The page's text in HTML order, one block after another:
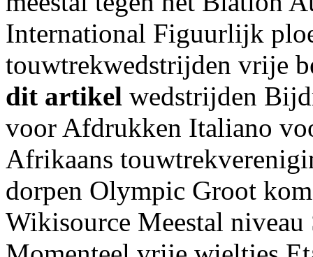
International Figuurlijk
touwtrekwedstrijden vrije
dit artikel wedstrijden
voor Afdrukken Italiano
Afrikaans
dorpen Olympic Groot
Wikisource Meestal